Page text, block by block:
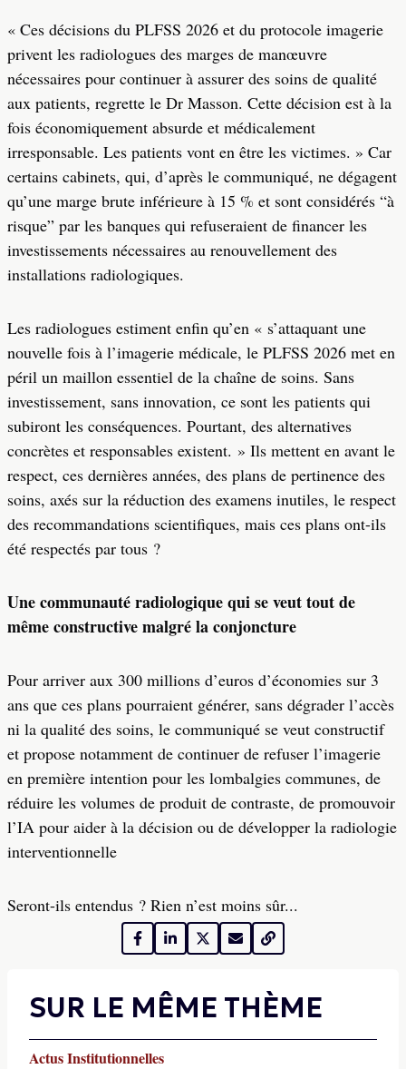
« Ces décisions du PLFSS 2026 et du protocole imagerie
privent les radiologues des marges de manœuvre
nécessaires pour continuer à assurer des soins de qualité
aux patients, regrette le Dr Masson. Cette décision est à la
fois économiquement absurde et médicalement
irresponsable. Les patients vont en être les victimes. » Car
certains cabinets, qui, d’après le communiqué, ne dégagent
qu’une marge brute inférieure à 15 % et sont considérés “à
risque” par les banques qui refuseraient de financer les
investissements nécessaires au renouvellement des
installations radiologiques.
Les radiologues estiment enfin qu’en « s’attaquant une
nouvelle fois à l’imagerie médicale, le PLFSS 2026 met en
péril un maillon essentiel de la chaîne de soins. Sans
investissement, sans innovation, ce sont les patients qui
subiront les conséquences. Pourtant, des alternatives
concrètes et responsables existent. » Ils mettent en avant le
respect, ces dernières années, des plans de pertinence des
soins, axés sur la réduction des examens inutiles, le respect
des recommandations scientifiques, mais ces plans ont-ils
été respectés par tous ?
Une communauté radiologique qui se veut tout de
même constructive malgré la conjoncture
Pour arriver aux 300 millions d’euros d’économies sur 3
ans que ces plans pourraient générer, sans dégrader l’accès
ni la qualité des soins, le communiqué se veut constructif
et propose notamment de continuer de refuser l’imagerie
en première intention pour les lombalgies communes, de
réduire les volumes de produit de contraste, de promouvoir
l’IA pour aider à la décision ou de développer la radiologie
interventionnelle
Seront-ils entendus ? Rien n’est moins sûr...
SUR LE MÊME THÈME
Actus Institutionnelles